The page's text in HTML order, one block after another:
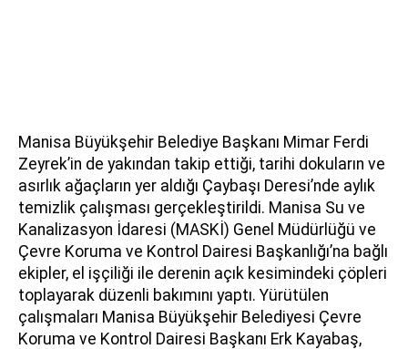
Manisa Büyükşehir Belediye Başkanı Mimar Ferdi
Zeyrek’in de yakından takip ettiği, tarihi dokuların ve
asırlık ağaçların yer aldığı Çaybaşı Deresi’nde aylık
temizlik çalışması gerçekleştirildi. Manisa Su ve
Kanalizasyon İdaresi (MASKİ) Genel Müdürlüğü ve
Çevre Koruma ve Kontrol Dairesi Başkanlığı’na bağlı
ekipler, el işçiliği ile derenin açık kesimindeki çöpleri
toplayarak düzenli bakımını yaptı. Yürütülen
çalışmaları Manisa Büyükşehir Belediyesi Çevre
Koruma ve Kontrol Dairesi Başkanı Erk Kayabaş,